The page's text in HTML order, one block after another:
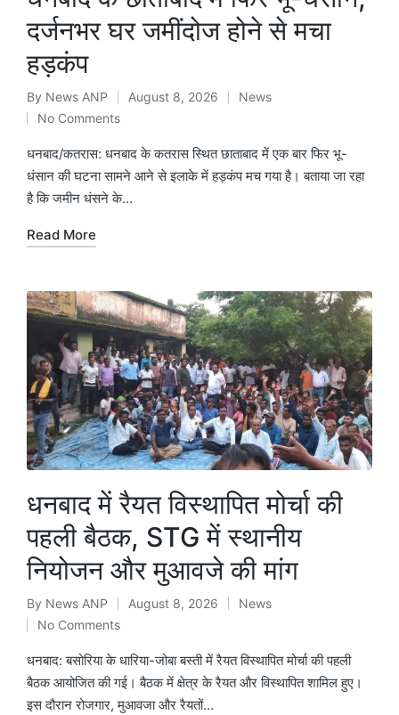
दर्जनभर घर जमींदोज होने से मचा
हड़कंप
Posted
by
By News ANP August 8, 2026
Posted
News
No Comments
धनबाद/कतरास: धनबाद के कतरास स्थित छाताबाद में एक बार फिर भू-
धंसान की घटना सामने आने से इलाके में हड़कंप मच गया है। बताया जा रहा
है कि जमीन धंसने के…
Read More
धनबाद में रैयत विस्थापित मोर्चा की
पहली बैठक, STG में स्थानीय
नियोजन और मुआवजे की मांग
Posted
by
By News ANP August 8, 2026
Posted
News
No Comments
धनबाद: बसोरिया के धारिया-जोबा बस्ती में रैयत विस्थापित मोर्चा की पहली
बैठक आयोजित की गई। बैठक में क्षेत्र के रैयत और विस्थापित शामिल हुए।
इस दौरान रोजगार, मुआवजा और रैयतों…